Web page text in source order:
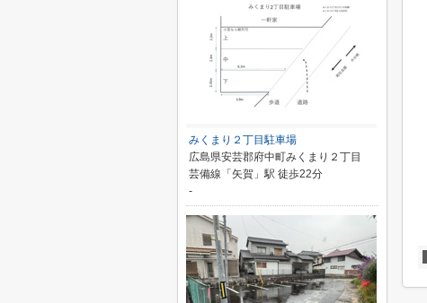
みくまり２丁目駐車場
広島県安芸郡府中町みくまり２丁目
芸備線「矢賀」駅 徒歩22分
-